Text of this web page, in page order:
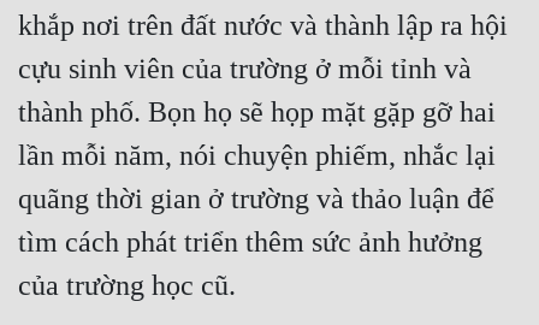
khắp nơi trên đất nước và thành lập ra hội
cựu sinh viên của trường ở mỗi tỉnh và
thành phố. Bọn họ sẽ họp mặt gặp gỡ hai
lần mỗi năm, nói chuyện phiếm, nhắc lại
quãng thời gian ở trường và thảo luận để
tìm cách phát triển thêm sức ảnh hưởng
của trường học cũ.